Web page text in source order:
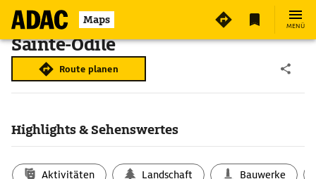
Maps MENÜ
Sainte-Odile
Route planen
Highlights & Sehenswertes
Aktivitäten Landschaft Bauwerke